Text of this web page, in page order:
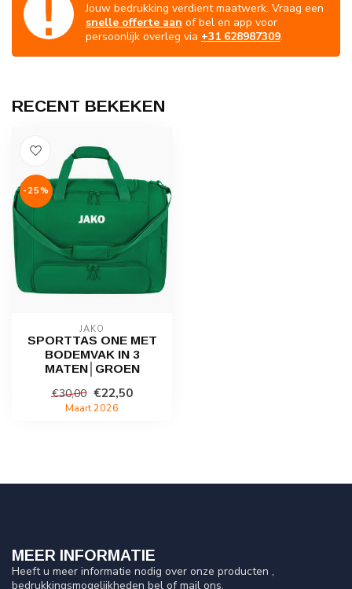
Jouw bedrukking verdient maatwerk. Vraag een
snelle offerte aan of bel en app voor
persoonlijk overleg via +31 628987309.
RECENT BEKEKEN
-25%
JAKO
SPORTTAS ONE MET
BODEMVAK IN 3
MATEN│GROEN
€30,00 €22,50
Maart 2026
MEER INFORMATIE
Heeft u meer informatie nodig over onze producten ,
bedrukkingsmogelijkheden bel of mail ons.